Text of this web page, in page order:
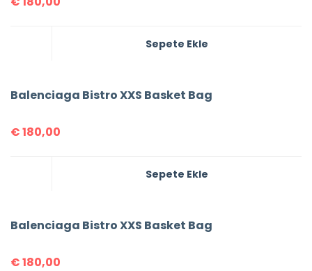
Sepete Ekle
Balenciaga Bistro XXS Basket Bag
€180,00
Sepete Ekle
Balenciaga Bistro XXS Basket Bag
€180,00